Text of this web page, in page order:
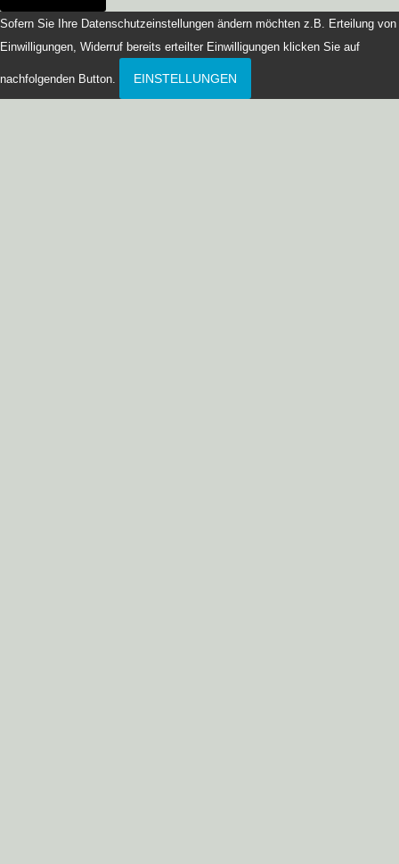
Sofern Sie Ihre Datenschutzeinstellungen ändern möchten z.B. Erteilung von
Einwilligungen, Widerruf bereits erteilter Einwilligungen klicken Sie auf
nachfolgenden Button. EINSTELLUNGEN